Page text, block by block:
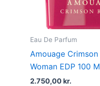
Eau De Parfum
Amouage
Woman EDP 100
2.750,00kr.